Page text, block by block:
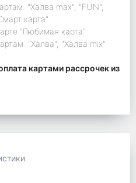
"Халва max", "FUN",
карта"
"Любимая карта"
"Халва", "Халва mix"
картами рассрочек из